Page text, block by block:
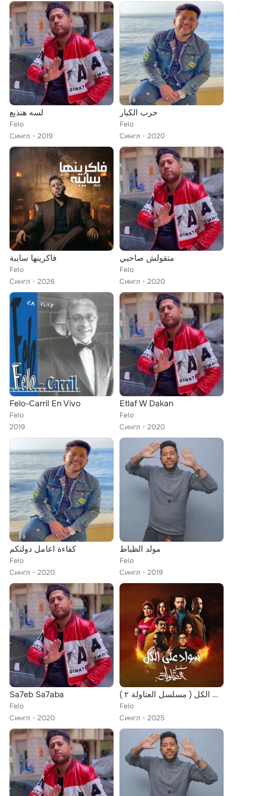
لسه هنذيع
Felo
Сингл
2019
حرب الكبار
Felo
Сингл
2020
فاكرينها سايبة
Felo
Сингл
2026
متقولش صاحبي
Felo
Сингл
2020
Felo-Carril En Vivo
Felo
2019
Etlaf W Dakan
Felo
Сингл
2020
كفاءة اعامل دولتكم
Felo
Сингл
2020
مولد الظباط
Felo
Сингл
2019
Sa7eb Sa7aba
Felo
Сингл
2020
سواد علي الكل ( مسلسل العتاولة ٢ )
Felo
Сингл
2025